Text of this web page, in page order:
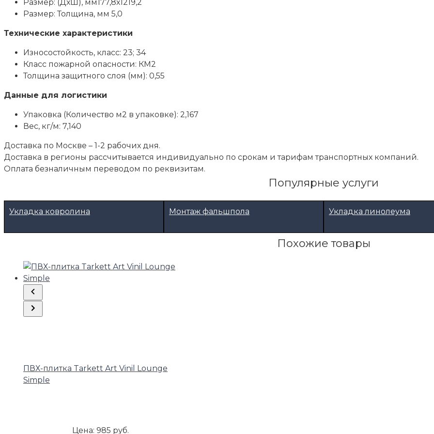
Размер: (ДхШ), мм177,8х1219,2
Размер: Толщина, мм 5,0
Технические характеристики
Износостойкость, класс: 23; 34
Класс пожарной опасности: КМ2
Толщина защитного слоя (мм): 0,55
Данные для логистики
Упаковка (Количество м2 в упаковке): 2,167
Вес, кг/м: 7,140
Доставка по Москве – 1-2 рабочих дня.
Доставка в регионы рассчитывается индивидуально по срокам и тарифам транспортных компаний.
Оплата безналичным переводом по реквизитам.
Популярные услуги
Укладка ковролина Монтаж фальшпола Укладка линолеума
Похожие товары
ПВХ-плитка Tarkett Art Vinil Lounge
Simple
Цена:985 руб.